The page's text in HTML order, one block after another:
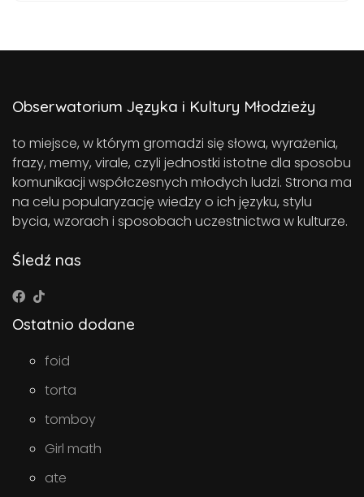
Obserwatorium Języka i Kultury Młodzieży
to miejsce, w którym gromadzi się słowa, wyrażenia,
frazy, memy, virale, czyli jednostki istotne dla sposobu
komunikacji współczesnych młodych ludzi. Strona ma
na celu popularyzację wiedzy o ich języku, stylu
bycia, wzorach i sposobach uczestnictwa w kulturze.
Śledź nas
Ostatnio dodane
foid
torta
tomboy
Girl math
ate